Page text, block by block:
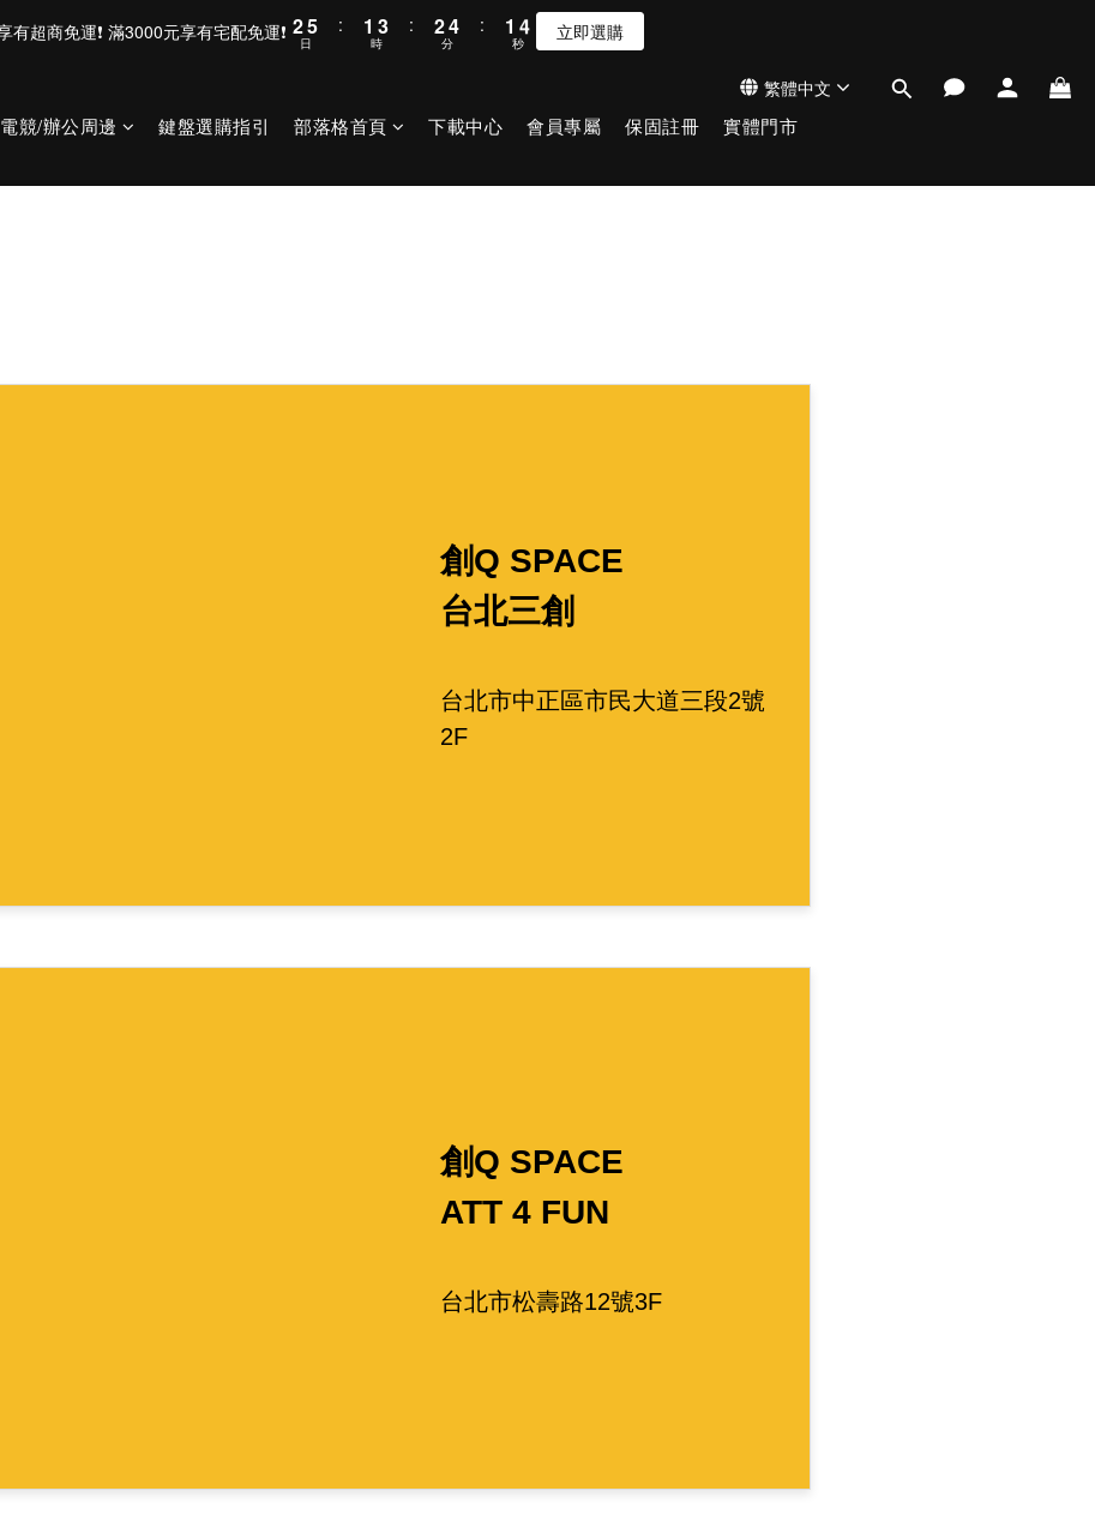
滿800元享有超商免運❗ 滿3000元享有宅配免運❗ 2
1
5
4
1
日
:
1
0
3
2
時
:
2
1
4
3
0
分
:
1
0
4
3
0
秒 立即選購
繁體中文
電競/辦公周邊 鍵盤選購指引 部落格首頁 下載中心 會員專屬 保固註冊 實體門市
創Q SPACE
台北三創
台北市中正區市民大道三段2號
2F
創Q SPACE
ATT 4 FUN
台北市松壽路12號3F